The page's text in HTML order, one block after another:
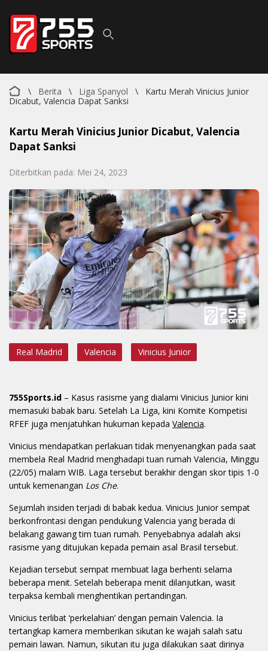
\ Berita \ Liga Spanyol \
Kartu Merah Vinicius Junior
Dicabut, Valencia Dapat Sanksi
Kartu Merah Vinicius Junior Dicabut, Valencia
Dapat Sanksi
Diterbitkan pada: Mei 24, 2023
Real Madrid Valencia Vinicius Junior
755Sports.id – Kasus rasisme yang dialami Vinicius Junior kini
memasuki babak baru. Setelah La Liga, kini Komite Kompetisi
RFEF juga menjatuhkan hukuman kepada Valencia.
Vinicius mendapatkan perlakuan tidak menyenangkan pada saat
membela Real Madrid menghadapi tuan rumah Valencia, Minggu
(22/05) malam WIB. Laga tersebut berakhir dengan skor tipis 1-0
untuk kemenangan Los Che.
Sejumlah insiden terjadi di babak kedua. Vinicius Junior sempat
berkonfrontasi dengan pendukung Valencia yang berada di
belakang gawang tim tuan rumah. Penyebabnya adalah aksi
rasisme yang ditujukan kepada pemain asal Brasil tersebut.
Kejadian tersebut sempat membuat laga berhenti selama
beberapa menit. Setelah beberapa menit dilanjutkan, wasit
terpaksa kembali menghentikan pertandingan.
Vinicius terlibat ‘perkelahian’ dengan pemain Valencia. Ia
tertangkap kamera memberikan sikutan ke wajah salah satu
pemain lawan. Namun, sikutan itu juga dilakukan saat dirinya